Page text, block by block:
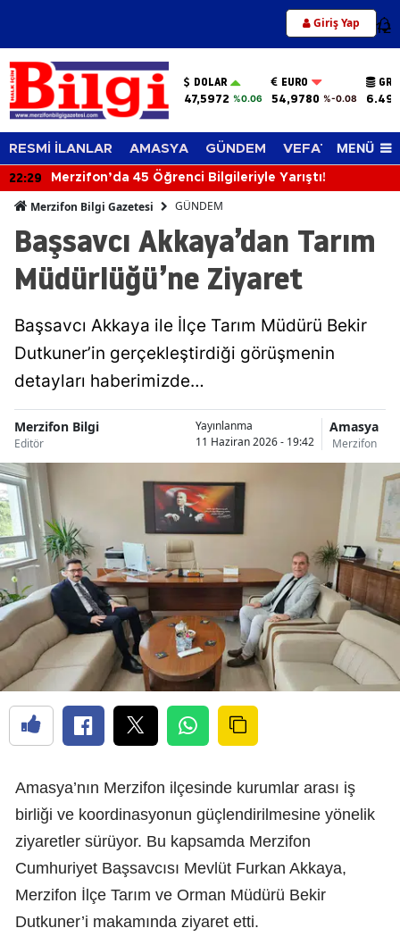
Giriş Yap 12
DOLAR
47,5972 %0.06
EURO
54,9780 %-0.08
RESMİ İLANLAR AMASYA GÜNDEM VEFAT EDENLER
MENÜ
22:29 Merzifon’da 45 Öğrenci Bilgileriyle Yarıştı!
Merzifon Bilgi Gazetesi GÜNDEM
Başsavcı Akkaya’dan Tarım
Müdürlüğü’ne Ziyaret
Başsavcı Akkaya ile İlçe Tarım Müdürü Bekir
Dutkuner’in gerçekleştirdiği görüşmenin
detayları haberimizde…
Merzifon Bilgi
Editör
Yayınlanma
11 Haziran 2026 - 19:42
Amasya
Merzifon
Amasya’nın Merzifon ilçesinde kurumlar arası iş
birliği ve koordinasyonun güçlendirilmesine yönelik
ziyaretler sürüyor. Bu kapsamda Merzifon
Cumhuriyet Başsavcısı Mevlüt Furkan Akkaya,
Merzifon İlçe Tarım ve Orman Müdürü Bekir
Dutkuner’i makamında ziyaret etti.